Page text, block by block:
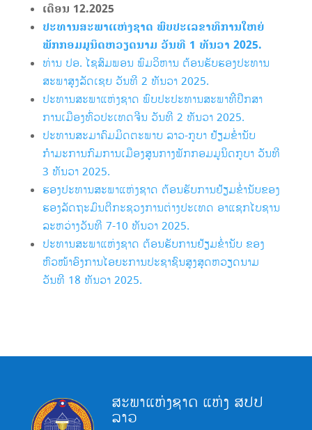
ເດືອນ 12.2025
ປະທານສະພາແຫ່ງຊາດ ພົບປະເລຂາທິການໃຫຍ່
ພັກກອມມູນິດຫວຽດນາມ ວັນທີ 1 ທັນວາ 2025.
ທ່ານ ປອ. ໄຊສົມພອນ ພົມວິຫານ ຕ້ອນຮັບຮອງປະທານ
ສະພາສູງລັດເຊຍ ວັນທີ 2 ທັນວາ 2025.
ປະທານສະພາແຫ່ງຊາດ ພົບປະປະທານສະພາທີ່ປຶກສາ
ການເມືອງທົ່ວປະເທດຈີນ ວັນທີ 2 ທັນວາ 2025.
ປະທານສະມາຄົມມິດຕະພາບ ລາວ-ກູບາ ຢ້ຽມ​ຂ່ຳ​ນັບ
ກຳມະການກົມການເມືອງສູນກາງພັກກອມມູນິດກູບາ ວັນທີ
3 ທັນວາ 2025.
ຮອງປະທານສະພາແຫ່ງຊາດ ຕ້ອນຮັບການຢ້ຽມຂໍ່ານັບຂອງ
ຮອງລັດຖະມົນຕີກະຊວງການຕ່າງປະເທດ ອາແຊກໄບຊານ
ລະຫວ່າງວັນທີ 7-10 ທັນວາ 2025.
ປະທານສະພາແຫ່ງຊາດ ຕ້ອນຮັບການຢ້ຽມຂ່ຳນັບ ຂອງ
ຫົວໜ້າອົງການໄອຍະການປະຊາຊົນສູງສຸດຫວຽດນາມ
ວັນທີ 18 ທັນວາ 2025.
ສະພາແຫ່ງຊາດ ແຫ່ງ ສປປ
ລາວ